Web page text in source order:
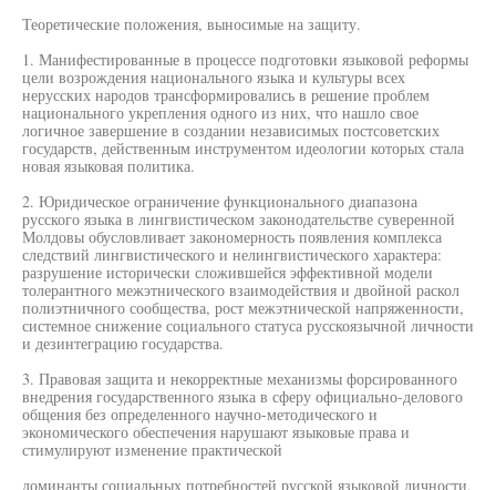
Теоретические положения, выносимые на защиту.
1. Манифестированные в процессе подготовки языковой реформы
цели возрождения национального языка и культуры всех
нерусских народов трансформировались в решение проблем
национального укрепления одного из них, что нашло свое
логичное завершение в создании независимых постсоветских
государств, действенным инструментом идеологии которых стала
новая языковая политика.
2. Юридическое ограничение функционального диапазона
русского языка в лингвистическом законодательстве суверенной
Молдовы обусловливает закономерность появления комплекса
следствий лингвистического и нелингвистического характера:
разрушение исторически сложившейся эффективной модели
толерантного межэтнического взаимодействия и двойной раскол
полиэтничного сообщества, рост межэтнической напряженности,
системное снижение социального статуса русскоязычной личности
и дезинтеграцию государства.
3. Правовая защита и некорректные механизмы форсированного
внедрения государственного языка в сферу официально-делового
общения без определенного научно-методического и
экономического обеспечения нарушают языковые права и
стимулируют изменение практической
доминанты социальных потребностей русской языковой личности,